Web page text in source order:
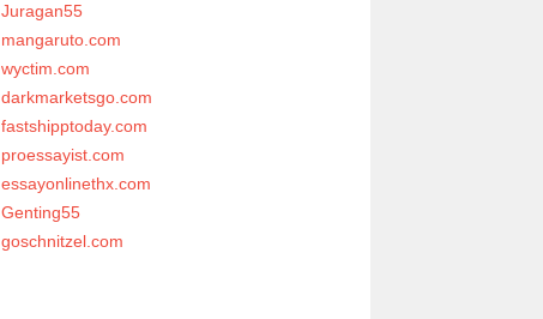
Juragan55
mangaruto.com
wyctim.com
darkmarketsgo.com
fastshipptoday.com
proessayist.com
essayonlinethx.com
Genting55
goschnitzel.com